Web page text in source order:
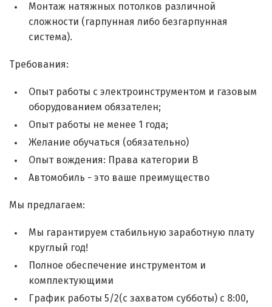
Монтаж натяжных потолков различной
сложности (гарпунная либо безгарпунная
система).
Требования:
Опыт работы с электроинструментом и газовым
оборудованием обязателен;
Опыт работы не менее 1 года;
Желание обучаться (обязательно)
Опыт вождения: Права категории B
Автомобиль - это ваше преимущество
Мы предлагаем:
Мы гарантируем стабильную заработную плату
круглый год!
Полное обеспечение инструментом и
комплектующими
График работы 5/2(с захватом субботы) с 8:00,